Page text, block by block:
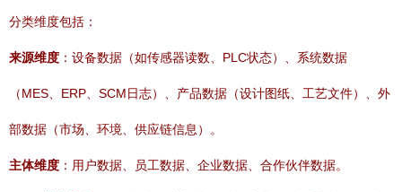
分类维度包括：
来源维度 ：设备数据（如传感器读数、PLC状态）、系统数据
（MES、ERP、SCM日志）、产品数据（设计图纸、工艺文件）、外
部数据（市场、环境、供应链信息）。
主体维度 ：用户数据、员工数据、企业数据、合作伙伴数据。